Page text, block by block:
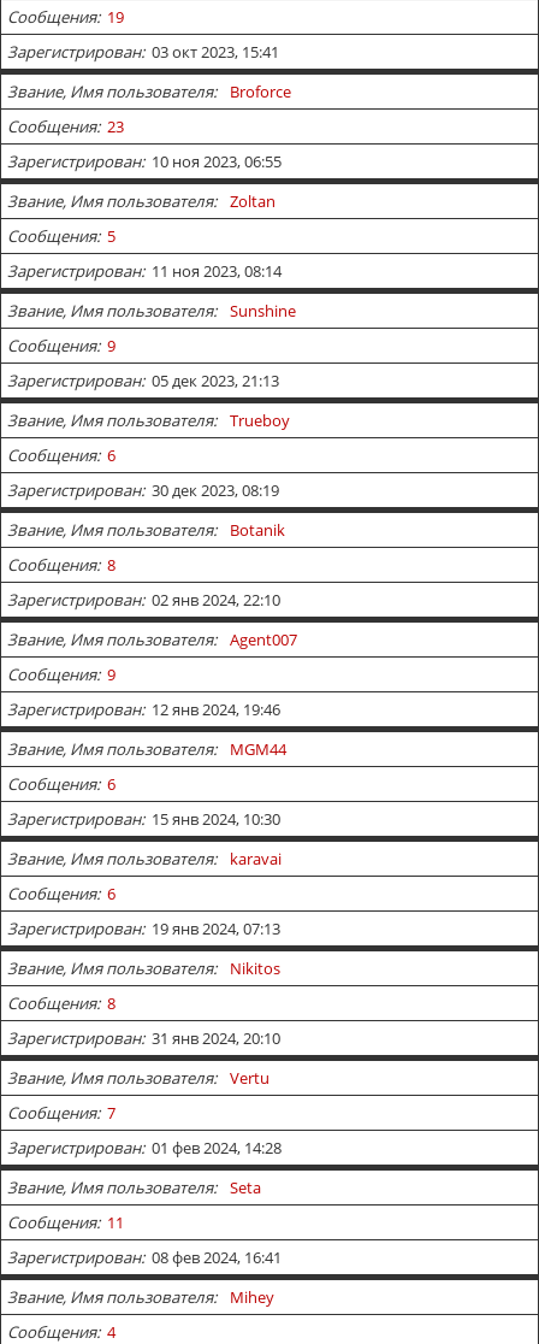
Сообщения 19
Зарегистрирован 03 окт 2023, 15:41
Звание, Имя пользователя
Broforce
Сообщения 23
Зарегистрирован 10 ноя 2023, 06:55
Звание, Имя пользователя
Zoltan
Сообщения 5
Зарегистрирован 11 ноя 2023, 08:14
Звание, Имя пользователя
Sunshine
Сообщения 9
Зарегистрирован 05 дек 2023, 21:13
Звание, Имя пользователя
Trueboy
Сообщения 6
Зарегистрирован 30 дек 2023, 08:19
Звание, Имя пользователя
Botanik
Сообщения 8
Зарегистрирован 02 янв 2024, 22:10
Звание, Имя пользователя
Agent007
Сообщения 9
Зарегистрирован 12 янв 2024, 19:46
Звание, Имя пользователя
MGM44
Сообщения 6
Зарегистрирован 15 янв 2024, 10:30
Звание, Имя пользователя
karavai
Сообщения 6
Зарегистрирован 19 янв 2024, 07:13
Звание, Имя пользователя
Nikitos
Сообщения 8
Зарегистрирован 31 янв 2024, 20:10
Звание, Имя пользователя
Vertu
Сообщения 7
Зарегистрирован 01 фев 2024, 14:28
Звание, Имя пользователя
Seta
Сообщения 11
Зарегистрирован 08 фев 2024, 16:41
Звание, Имя пользователя
Mihey
Сообщения 4